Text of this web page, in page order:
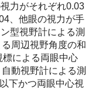
がそれぞれ0.03
他眼の視力が手
視野計による測
周辺視野角度の和
による両眼中心
視野計による測
下かつ両眼中心視